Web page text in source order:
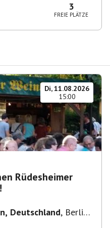
3
FREIE PLÄTZE
Di, 11.08.2026
15:00
Rüdesheimer
Deutschland, Berlin-